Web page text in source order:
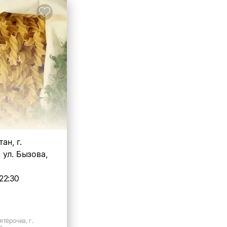
г.
Бызова,
г.